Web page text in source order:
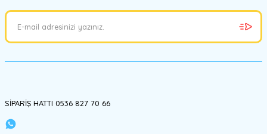
SİPARİŞ HATTI 0536 827 70 66